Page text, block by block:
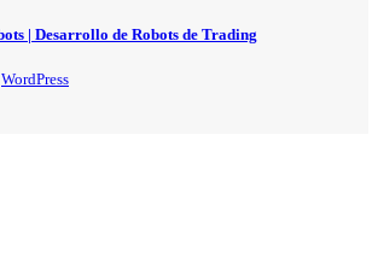
| Desarrollo de Robots de Trading
WordPress